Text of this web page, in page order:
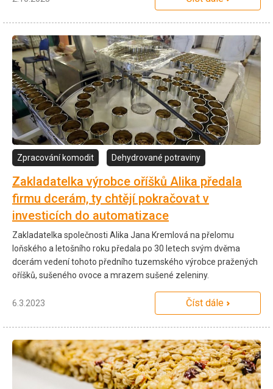
Zpracování komodit Dehydrované potraviny
Zakladatelka výrobce oříšků Alika předala
firmu dcerám, ty chtějí pokračovat v
investicích do automatizace
Zakladatelka společnosti Alika Jana Kremlová na přelomu
loňského a letošního roku předala po 30 letech svým dvěma
dcerám vedení tohoto předního tuzemského výrobce pražených
oříšků, sušeného ovoce a mrazem sušené zeleniny.
6.3.2023 Číst dále